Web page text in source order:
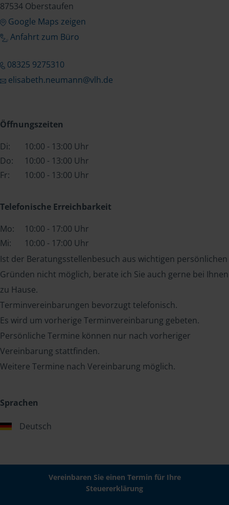
87534 Oberstaufen
Google Maps zeigen
Anfahrt zum Büro
08325 9275310
elisabeth.neumann@vlh.de
Öffnungszeiten
Di:
10:00 - 13:00 Uhr
Do:
10:00 - 13:00 Uhr
Fr:
10:00 - 13:00 Uhr
Telefonische Erreichbarkeit
Mo:
10:00 - 17:00 Uhr
Mi:
10:00 - 17:00 Uhr
Ist der Beratungsstellenbesuch aus wichtigen persönlichen
Gründen nicht möglich, berate ich Sie auch gerne bei Ihnen
zu Hause.
Terminvereinbarungen bevorzugt telefonisch.
Es wird um vorherige Terminvereinbarung gebeten.
Persönliche Termine können nur nach vorheriger
Vereinbarung stattfinden.
Weitere Termine nach Vereinbarung möglich.
Sprachen
Deutsch
Vereinbaren Sie einen Termin für Ihre
Steuererklärung